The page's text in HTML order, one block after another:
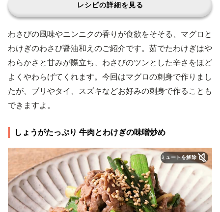
レシピの詳細を見る
わさびの風味やニンニクの香りが食欲をそそる、マグロと
わけぎのわさび醤油和えのご紹介です。茹でたわけぎはや
わらかさと甘みが際立ち、わさびのツンとした辛さをほど
よくやわらげてくれます。今回はマグロの刺身で作りまし
たが、ブリやタイ、スズキなどお好みの刺身で作ることも
できますよ。
しょうがたっぷり 牛肉とわけぎの味噌炒め
ミュートを解除